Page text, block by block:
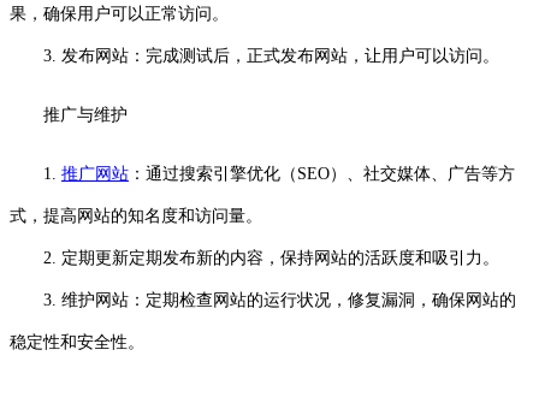
果，确保用户可以正常访问。
3. 发布网站：完成测试后，正式发布网站，让用户可以访问。
推广与维护
1. 推广网站 ：通过搜索引擎优化（SEO）、社交媒体、广告等方
式，提高网站的知名度和访问量。
2. 定期更新定期发布新的内容，保持网站的活跃度和吸引力。
3. 维护网站：定期检查网站的运行状况，修复漏洞，确保网站的
稳定性和安全性。